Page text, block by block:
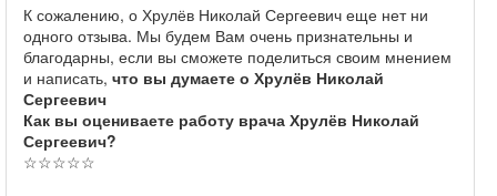
К сожалению, о Хрулёв Николай Сергеевич еще нет ни
одного отзыва. Мы будем Вам очень признательны и
благодарны, если вы сможете поделиться своим мнением
и написать, что вы думаете о Хрулёв Николай
Сергеевич
Как вы оцениваете работу врача Хрулёв Николай
Сергеевич?
☆☆☆☆☆